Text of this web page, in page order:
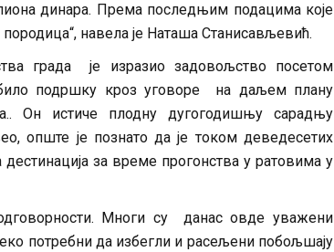
динара. Према последњим подацима које
навела је Наташа Станисављевић.
града је изразио задовољство посетом
подршку кроз уговоре на даљем плану
Он истиче плодну дугогодишњу сарадњу
опште је познато да је током деведесетих
дестинација за време прогонства у ратовима у
Многи су данас овде уважени
потребни да избегли и расељени побољшају